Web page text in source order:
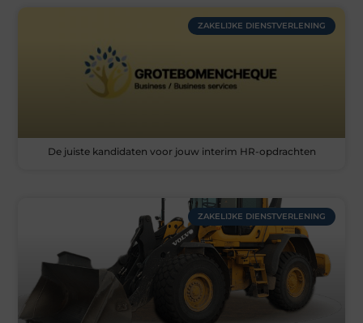
ZAKELIJKE DIENSTVERLENING
De juiste kandidaten voor jouw interim HR-opdrachten
ZAKELIJKE DIENSTVERLENING